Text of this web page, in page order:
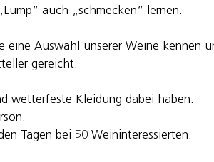
auch „schmecken“ lernen.
eine Auswahl unserer Weine kennen
gereicht.
wetterfeste Kleidung dabei haben.
Tagen bei 50 Weininteressierten.